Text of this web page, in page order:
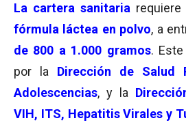
La cartera sanitaria requiere
fórmula láctea en polvo, a
de 800 a 1.000 gramos.
por la Dirección de Salud
Adolescencias, y la
VIH, ITS, Hepatitis Virales y